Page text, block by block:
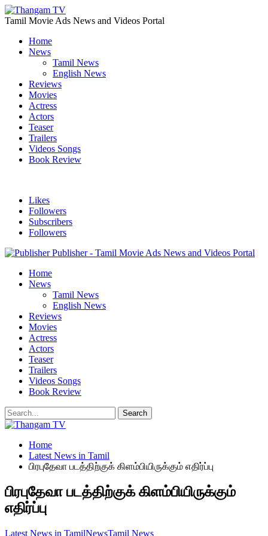
Tamil Movie Ads News and Videos Portal
Home
News
Tamil News
English News
Reviews
Movies
Actress
Actors
Teaser
Trailers
Videos Songs
Book Review
Likes
Followers
Subscribers
Followers
Publisher - Tamil Movie Ads News and Videos Portal
Home
News
Tamil News
English News
Reviews
Movies
Actress
Actors
Teaser
Trailers
Videos Songs
Book Review
Home
Latest News in Tamil
பிரபுதேவா படத்திற்குக் கிளம்பியிருக்கும் எதிர்ப்பு
பிரபுதேவா படத்திற்குக் கிளம்பியிருக்கும்
எதிர்ப்பு
Latest News in TamilNewsTamil News